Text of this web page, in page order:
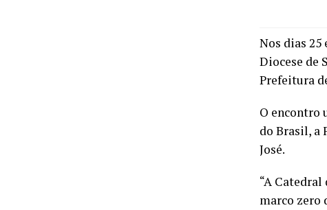
Nos dias 25
Diocese de
Prefeitura
O encontro
do Brasil, a
José.
“A Catedral
marco zero